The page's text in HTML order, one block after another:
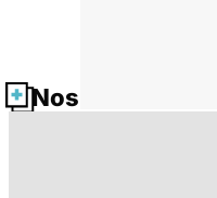
Nos fiches santé